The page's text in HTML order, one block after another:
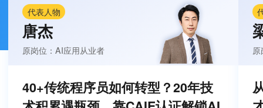
代表人物
唐杰
原岗位：AI应用从业者
40+传统程序员如何转型？20年技